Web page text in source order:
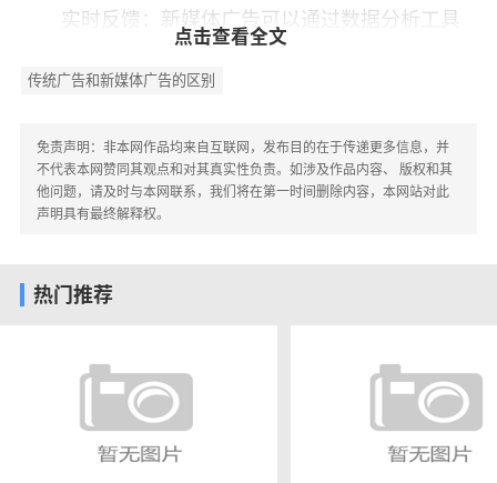
实时反馈：新媒体广告可以通过数据分析工具
实时监测广告效果，便于及时调整策略。
传统广告与新媒体广告的主要区别
传统广告的传播方式主要是单向的，向受众传
递信息，而新媒体广告则强调双向互动，用户可以
通过评论、分享等方式参与到广告传播中。
行精准定位。而新媒体广告则利用数据分析技术，
放，提高广告的相关性和有效性。
3.3成本与预算
传统广告的制作和投放成本较高，尤其是在电
视和大型户外广告上。而新媒体广告的成本相对较
点击查看全文
传统广告和新媒体广告的区别
免责声明：非本网作品均来自互联网，发布目的在于传递更多信息，并
不代表本网赞同其观点和对其真实性负责。如涉及作品内容、 版权和其
他问题，请及时与本网联系，我们将在第一时间删除内容，本网站对此
声明具有最终解释权。
热门推荐